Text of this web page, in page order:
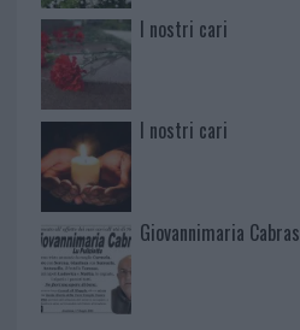
I nostri cari
I nostri cari
Giovannimaria Cabras